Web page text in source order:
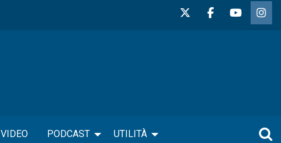
VIDEO PODCAST UTILITÀ